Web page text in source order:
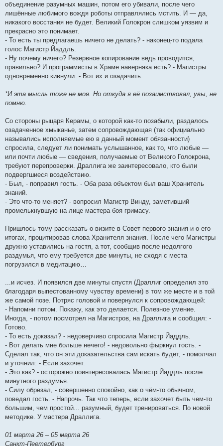
объединение разумных машин, потом его убивали, после чего
лишённые любимого вождя роботы отправлялись мстить. И — да,
никакого восстания не будет. Великий Голокрон слишком уязвим и
прекрасно это понимает.
- То есть ты предлагаешь ничего не делать? - наконец-то подала
голос Магистр Йаддль.
- Ну почему ничего? Резервное копирование ведь проводится,
правильно? И программисты в Храме наверняка есть? - Магистры
одновременно кивнули. - Вот их и озадачить.
*И эта мысль тоже не моя. Но откуда я её позаимствовал, увы, не
помню.
Со стороны рыцаря Керамы, о которой как-то позабыли, раздалось
озадаченное хмыканье, затем сопровождающая (так официально
назывались исполняемые ею в данный момент обязанности)
спросила, следует ли понимать услышанное, как то, что любые —
или почти любые — сведения, получаемые от Великого Голокрона,
требуют перепроверки. Драллига же заинтересовало, кто были
подвергшиеся воздействию.
- Был, - поправил гость. - Оба раза объектом был ваш Хранитель
знаний.
- Это что-то меняет? - вопросил Магистр Винду, заметивший
промелькнувшую на лице мастера боя гримасу.
Пришлось тому рассказать о визите в Совет первого знания и о его
итогах, процитировав слова Хранителя знания. После чего Магистры
дружно уставились на гостя, а тот, сообщив после недолгого
раздумья, что ему требуется две минуты, не сходя с места
погрузился в медитацию…
...и исчез. И появился две минуты спустя (Драллиг определил это
благодаря выпестованному чувству времени) в том же месте и в той
же самой позе. Потряс головой и повернулся к сопровождающей:
- Напомни потом. Покажу, как это делается. Полезное умение.
Иногда, - потом посмотрел на Магистров, на Драллига и сообщил: -
Готово.
- То есть доказал? - недоверчиво спросила Магистр Йаддль.
- Вот делать мне больше нечего! - недовольно фыркнул гость. -
Сделал так, что он эти доказательства сам искать будет, - помолчал
и уточнил: - Если захочет.
- Это как? - осторожно поинтересовалась Магистр Йаддль после
минутного раздумья.
- Силу обрезал, - совершенно спокойно, как о чём-то обычном,
поведал гость. - Напрочь. Так что теперь, если захочет быть чем-то
большим, чем простой... разумный, будет тренироваться. По новой
методике. У мастера Драллига.
01 марта 26 – 05 марта 26
Санкт-Пеетербург